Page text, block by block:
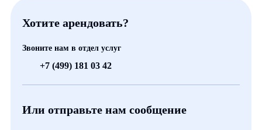
Хотите арендовать?
Звоните нам в отдел услуг
+7 (499) 181 03 42
Или отправьте нам сообщение